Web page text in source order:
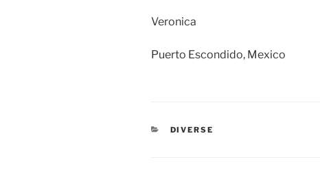
Veronica
Puerto Escondido, Mexico
KATEGORIER
DIVERSE